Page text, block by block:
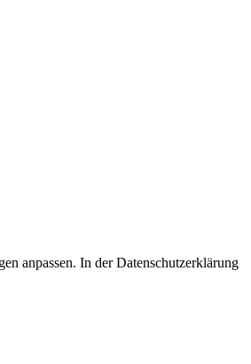
anpassen. In der Datenschutzerklärung